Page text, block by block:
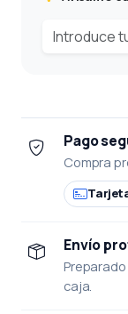
Pago
Compra
Envío
caja.